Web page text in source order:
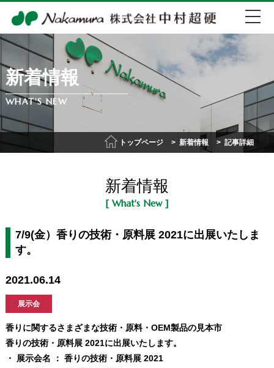
072-274-0007
会社紹介
新着情報
WHAT'S NEW
トップページ 新着情報 記事詳細
新着情報
[ What's New ]
7/9(金）香りの技術・原料展 2021に出展いたしま
す。
2021.06.14
展示会
香りに関するさまざまな技術・原料・OEM製品の見本市
香りの技術・原料展 2021に出展いたします。
・ 展示会名 ： 香りの技術・原料展 2021